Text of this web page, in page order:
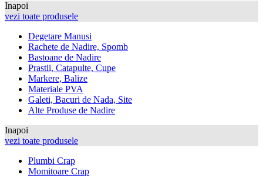
Inapoi
vezi toate produsele
Degetare Manusi
Rachete de Nadire, Spomb
Bastoane de Nadire
Prastii, Catapulte, Cupe
Markere, Balize
Materiale PVA
Galeti, Bacuri de Nada, Site
Alte Produse de Nadire
Inapoi
vezi toate produsele
Plumbi Crap
Momitoare Crap